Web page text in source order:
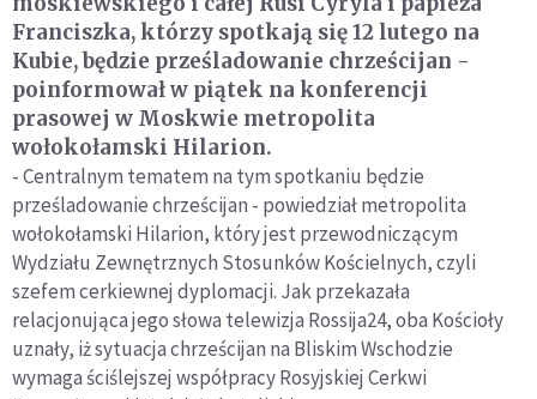
Franciszka, którzy spotkają się 12 lutego na
Kubie, będzie prześladowanie chrześcijan -
poinformował w piątek na konferencji
prasowej w Moskwie metropolita
wołokołamski Hilarion.
- Centralnym tematem na tym spotkaniu będzie
prześladowanie chrześcijan - powiedział metropolita
wołokołamski Hilarion, który jest przewodniczącym
Wydziału Zewnętrznych Stosunków Kościelnych, czyli
szefem cerkiewnej dyplomacji. Jak przekazała
relacjonująca jego słowa telewizja Rossija24, oba Kościoły
uznały, iż sytuacja chrześcijan na Bliskim Wschodzie
wymaga ściślejszej współpracy Rosyjskiej Cerkwi